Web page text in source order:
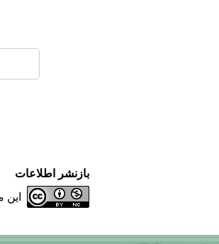
بازنشر اطلاعات